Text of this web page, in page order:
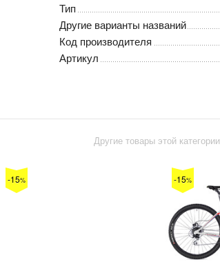
Тип
Другие варианты названий
Код производителя
Артикул
Другие товары этой категории
-15% -15%